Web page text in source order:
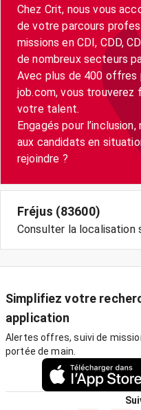
Chez Crit, nous vous
de votre parcours
missions en CDI, CDD,
de nombreux secteurs
Avec plus de 400 offres
job.com, vous
votre talent.
Engagés pour
aux candidats en
Fréjus (83600)
Consulter la localisation
Simplifiez votre
application
Alertes offres, suivi de
portée de main.